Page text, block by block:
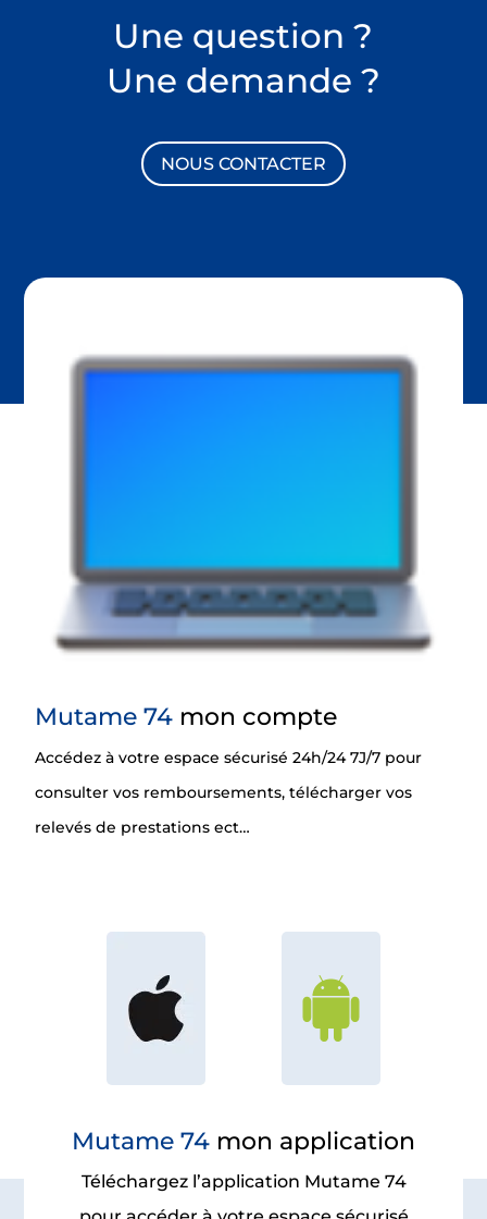
Une question ?
Une demande ?
NOUS CONTACTER
Mutame 74 mon compte
Accédez à votre espace sécurisé 24h/24 7J/7 pour
consulter vos remboursements, télécharger vos
relevés de prestations ect…
Mutame 74 mon application
Téléchargez l’application Mutame 74